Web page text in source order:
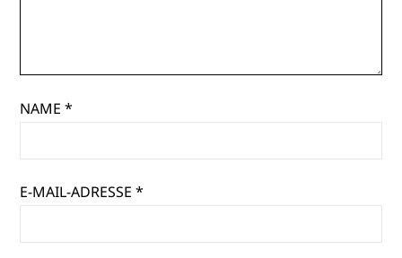
NAME*
E-MAIL-ADRESSE*